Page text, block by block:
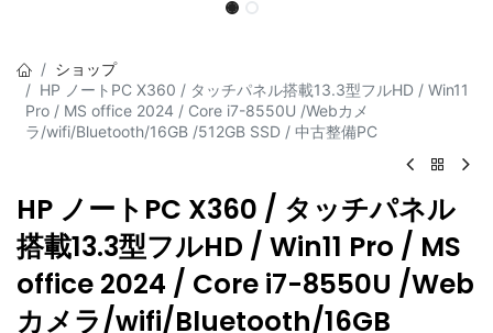
ショップ
HP ノートPC X360 / タッチパネル搭載13.3型フルHD / Win11
Pro / MS office 2024 / Core i7-8550U /Webカメ
ラ/wifi/Bluetooth/16GB /512GB SSD / 中古整備PC
HP ノートPC X360 / タッチパネル
搭載13.3型フルHD / Win11 Pro / MS
office 2024 / Core i7-8550U /Web
カメラ/wifi/Bluetooth/16GB